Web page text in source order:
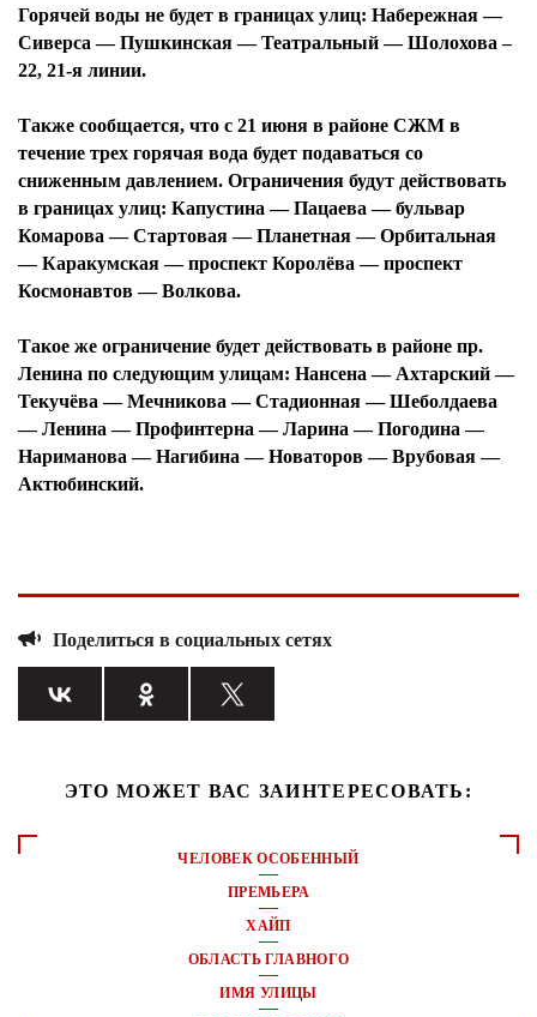
Горячей воды не будет в границах улиц: Набережная —
Сиверса — Пушкинская — Театральный — Шолохова –
22, 21-я линии.
Также сообщается, что с 21 июня в районе СЖМ в
течение трех горячая вода будет подаваться со
сниженным давлением. Ограничения будут действовать
в границах улиц: Капустина — Пацаева — бульвар
Комарова — Стартовая — Планетная — Орбитальная
— Каракумская — проспект Королёва — проспект
Космонавтов — Волкова.
Такое же ограничение будет действовать в районе пр.
Ленина по следующим улицам: Нансена — Ахтарский —
Текучёва — Мечникова — Стадионная — Шеболдаева
— Ленина — Профинтерна — Ларина — Погодина —
Нариманова — Нагибина — Новаторов — Врубовая —
Актюбинский.
Поделиться в социальных сетях
ЭТО МОЖЕТ ВАС ЗАИНТЕРЕСОВАТЬ:
ЧЕЛОВЕК ОСОБЕННЫЙ
ПРЕМЬЕРА
ХАЙП
ОБЛАСТЬ ГЛАВНОГО
ИМЯ УЛИЦЫ